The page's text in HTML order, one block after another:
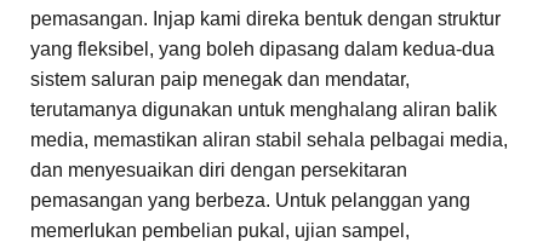
pemasangan. Injap kami direka bentuk dengan struktur
yang fleksibel, yang boleh dipasang dalam kedua-dua
sistem saluran paip menegak dan mendatar,
terutamanya digunakan untuk menghalang aliran balik
media, memastikan aliran stabil sehala pelbagai media,
dan menyesuaikan diri dengan persekitaran
pemasangan yang berbeza. Untuk pelanggan yang
memerlukan pembelian pukal, ujian sampel,